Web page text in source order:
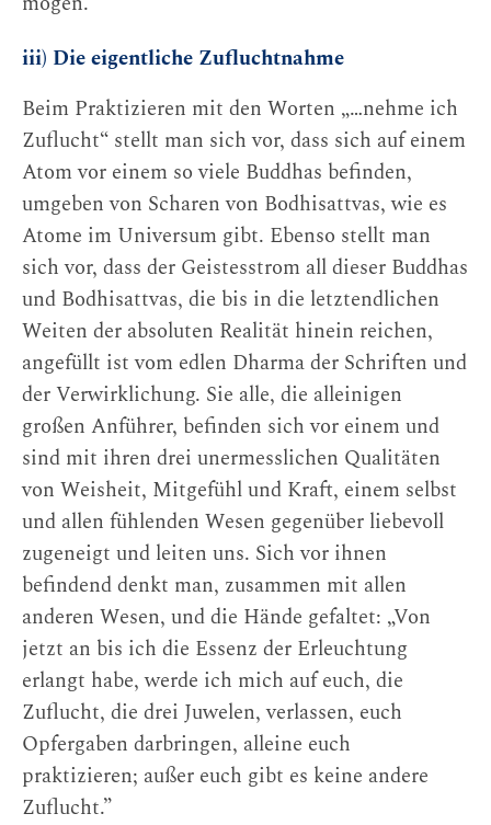
iii) Die eigentliche Zufluchtnahme
Beim Praktizieren mit den Worten „…nehme ich
Zuflucht“ stellt man sich vor, dass sich auf einem
Atom vor einem so viele Buddhas befinden,
umgeben von Scharen von Bodhisattvas, wie es
Atome im Universum gibt. Ebenso stellt man
sich vor, dass der Geistesstrom all dieser Buddhas
und Bodhisattvas, die bis in die letztendlichen
Weiten der absoluten Realität hinein reichen,
angefüllt ist vom edlen Dharma der Schriften und
der Verwirklichung. Sie alle, die alleinigen
großen Anführer, befinden sich vor einem und
sind mit ihren drei unermesslichen Qualitäten
von Weisheit, Mitgefühl und Kraft, einem selbst
und allen fühlenden Wesen gegenüber liebevoll
zugeneigt und leiten uns. Sich vor ihnen
befindend denkt man, zusammen mit allen
anderen Wesen, und die Hände gefaltet: „Von
jetzt an bis ich die Essenz der Erleuchtung
erlangt habe, werde ich mich auf euch, die
Zuflucht, die drei Juwelen, verlassen, euch
Opfergaben darbringen, alleine euch
praktizieren; außer euch gibt es keine andere
Zuflucht.”